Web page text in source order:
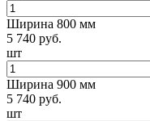
Ширина 800 мм
5 740 руб.
шт
Ширина 900 мм
5 740 руб.
шт